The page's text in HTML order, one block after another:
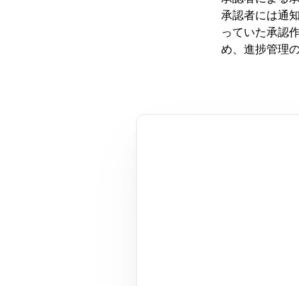
承認者には通
っていた承認
め、進捗管理